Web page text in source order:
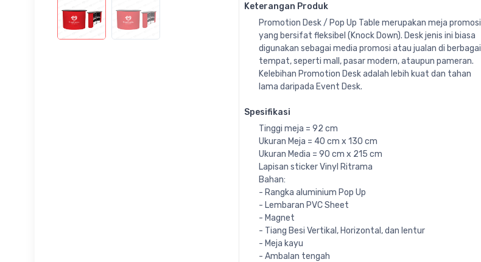
Keterangan Produk
Promotion Desk / Pop Up Table merupakan meja promosi
yang bersifat fleksibel (Knock Down). Desk jenis ini biasa
digunakan sebagai media promosi atau jualan di berbagai
tempat, seperti mall, pasar modern, ataupun pameran.
Kelebihan Promotion Desk adalah lebih kuat dan tahan
lama daripada Event Desk.
Spesifikasi
Tinggi meja = 92 cm
Ukuran Meja = 40 cm x 130 cm
Ukuran Media = 90 cm x 215 cm
Lapisan sticker Vinyl Ritrama
Bahan:
- Rangka aluminium Pop Up
- Lembaran PVC Sheet
- Magnet
- Tiang Besi Vertikal, Horizontal, dan lentur
- Meja kayu
- Ambalan tengah